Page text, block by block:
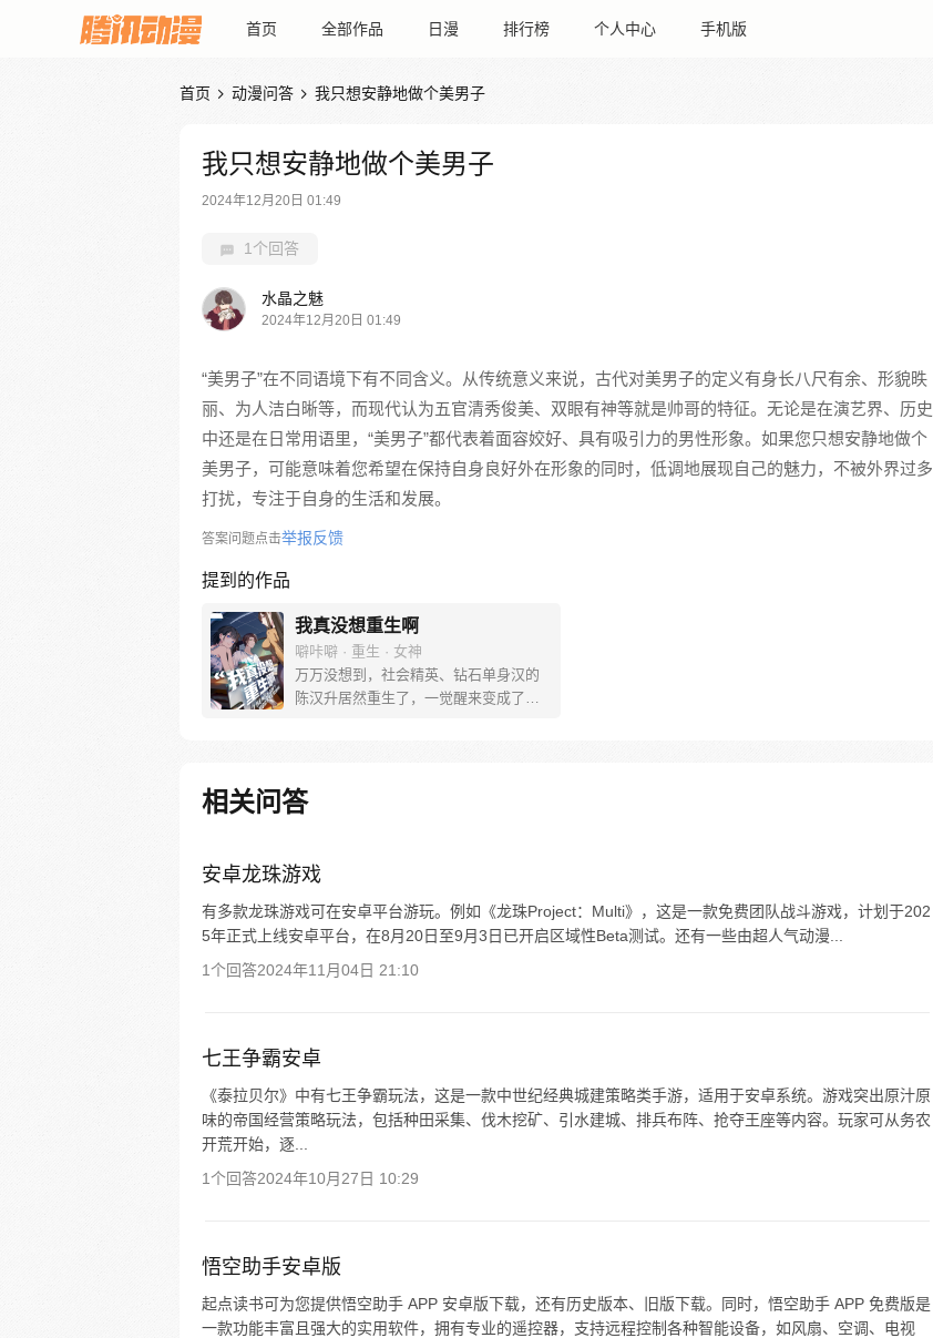
首页 全部作品 日漫 排行榜 个人中心 手机版
首页  动漫问答  我只想安静地做个美男子
我只想安静地做个美男子
2024年12月20日 01:49
1个回答
水晶之魅
2024年12月20日 01:49
“美男子”在不同语境下有不同含义。从传统意义来说，古代对美男子的定义有身长八尺有余、形貌昳
丽、为人洁白晰等，而现代认为五官清秀俊美、双眼有神等就是帅哥的特征。无论是在演艺界、历史
中还是在日常用语里，“美男子”都代表着面容姣好、具有吸引力的男性形象。如果您只想安静地做个
美男子，可能意味着您希望在保持自身良好外在形象的同时，低调地展现自己的魅力，不被外界过多
打扰，专注于自身的生活和发展。
答案问题点击举报反馈
提到的作品
我真没想重生啊
噼咔噼 · 重生 · 女神
万万没想到，社会精英、钻石单身汉的
陈汉升居然重生了，一觉醒来变成了高
相关问答
安卓龙珠游戏
有多款龙珠游戏可在安卓平台游玩。例如《龙珠Project：Multi》，这是一款免费团队战斗游戏，计划于202
5年正式上线安卓平台，在8月20日至9月3日已开启区域性Beta测试。还有一些由超人气动漫...
1个回答2024年11月04日 21:10
七王争霸安卓
《泰拉贝尔》中有七王争霸玩法，这是一款中世纪经典城建策略类手游，适用于安卓系统。游戏突出原汁原
味的帝国经营策略玩法，包括种田采集、伐木挖矿、引水建城、排兵布阵、抢夺王座等内容。玩家可从务农
开荒开始，逐...
1个回答2024年10月27日 10:29
悟空助手安卓版
起点读书可为您提供悟空助手 APP 安卓版下载，还有历史版本、旧版下载。同时，悟空助手 APP 免费版是
一款功能丰富且强大的实用软件，拥有专业的遥控器，支持远程控制各种智能设备，如风扇、空调、电视